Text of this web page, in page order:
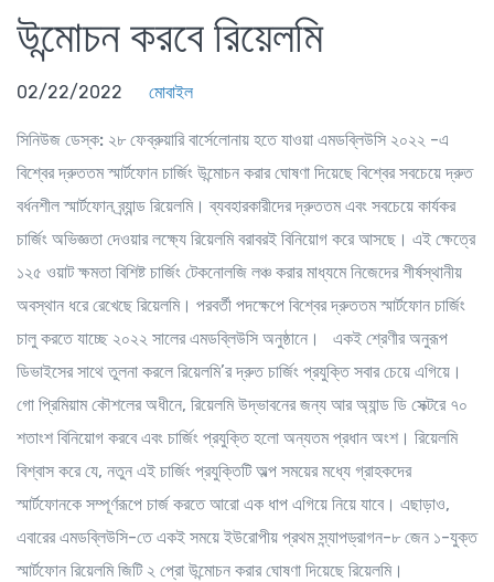
উন্মোচন করবে রিয়েলমি
02/22/2022 মোবাইল
সিনিউজ ডেস্ক: ২৮ ফেব্রুয়ারি বার্সেলোনায় হতে যাওয়া এমডব্লিউসি ২০২২ -এ
বিশ্বের দ্রুততম স্মার্টফোন চার্জিং উন্মোচন করার ঘোষণা দিয়েছে বিশ্বের সবচেয়ে দ্রুত
বর্ধনশীল স্মার্টফোন ব্র্যান্ড রিয়েলমি। ব্যবহারকারীদের দ্রুততম এবং সবচেয়ে কার্যকর
চার্জিং অভিজ্ঞতা দেওয়ার লক্ষ্যে রিয়েলমি বরাবরই বিনিয়োগ করে আসছে। এই ক্ষেত্রে
১২৫ ওয়াট ক্ষমতা বিশিষ্ট চার্জিং টেকনোলজি লঞ্চ করার মাধ্যমে নিজেদের শীর্ষস্থানীয়
অবস্থান ধরে রেখেছে রিয়েলমি। পরবর্তী পদক্ষেপে বিশ্বের দ্রুততম স্মার্টফোন চার্জিং
চালু করতে যাচ্ছে ২০২২ সালের এমডব্লিউসি অনুষ্ঠানে। একই শ্রেণীর অনুরূপ
ডিভাইসের সাথে তুলনা করলে রিয়েলমি’র দ্রুত চার্জিং প্রযুক্তি সবার চেয়ে এগিয়ে।
গো প্রিমিয়াম কৌশলের অধীনে, রিয়েলমি উদ্ভাবনের জন্য আর অ্যান্ড ডি সেক্টরে ৭০
শতাংশ বিনিয়োগ করবে এবং চার্জিং প্রযুক্তি হলো অন্যতম প্রধান অংশ। রিয়েলমি
বিশ্বাস করে যে, নতুন এই চার্জিং প্রযুক্তিটি অল্প সময়ের মধ্যে গ্রাহকদের
স্মার্টফোনকে সম্পূর্ণরূপে চার্জ করতে আরো এক ধাপ এগিয়ে নিয়ে যাবে। এছাড়াও,
এবারের এমডব্লিউসি-তে একই সময়ে ইউরোপীয় প্রথম স্ন্যাপড্রাগন-৮ জেন ১-যুক্ত
স্মার্টফোন রিয়েলমি জিটি ২ প্রো উন্মোচন করার ঘোষণা দিয়েছে রিয়েলমি।